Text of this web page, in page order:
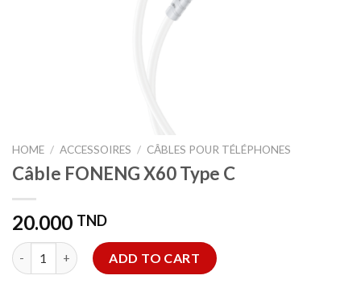
HOME / ACCESSOIRES / CÂBLES POUR TÉLÉPHONES
Câble FONENG X60 Type C
20.000 TND
Câble FONENG X60 Type C quantity
ADD TO CART